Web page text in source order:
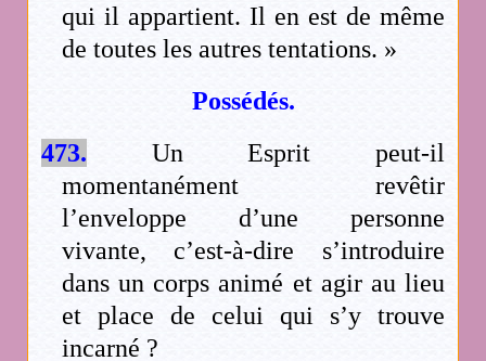
qui il appartient. Il en est de même
de toutes les autres tentations. »
Possédés.
473. Un Esprit peut-il
momentanément revêtir
l’enveloppe d’une personne
vivante, c’est-à-dire s’introduire
dans un corps animé et agir au lieu
et place de celui qui s’y trouve
incarné ?